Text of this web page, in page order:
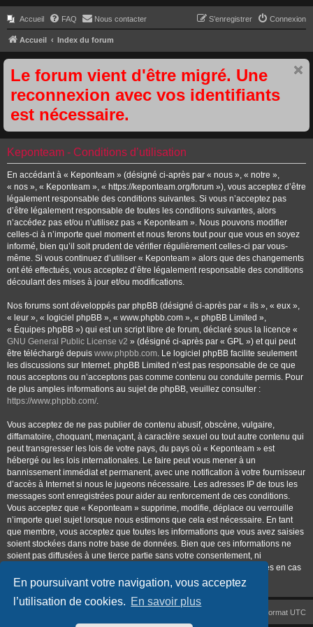
En poursuivant votre navigation, vous acceptez
l’utilisation de cookies. En savoir plus
Accueil FAQ Nous contacter Connexion
S’enregistrer
Accueil Index du forum
Le forum vient d'être migré. Une
reconnexion avec vos identifiants
est nécessaire.
Keponteam - Conditions d’utilisation
En accédant à « Keponteam » (désigné ci-après par « nous », « notre »,
« nos », « Keponteam », « https://keponteam.org/forum »), vous acceptez d’être
légalement responsable des conditions suivantes. Si vous n’acceptez pas
d’être légalement responsable de toutes les conditions suivantes, alors
n’accédez pas et/ou n’utilisez pas « Keponteam ». Nous pouvons modifier
celles-ci à n’importe quel moment et nous ferons tout pour que vous en soyez
informé, bien qu’il soit prudent de vérifier régulièrement celles-ci par vous-
même. Si vous continuez d’utiliser « Keponteam » alors que des changements
ont été effectués, vous acceptez d’être légalement responsable des conditions
découlant des mises à jour et/ou modifications.
Nos forums sont développés par phpBB (désigné ci-après par « ils », « eux »,
« leur », « logiciel phpBB », « www.phpbb.com », « phpBB Limited »,
« Équipes phpBB ») qui est un script libre de forum, déclaré sous la licence «
GNU General Public License v2 » (désigné ci-après par « GPL ») et qui peut
être téléchargé depuis www.phpbb.com. Le logiciel phpBB facilite seulement
les discussions sur Internet. phpBB Limited n’est pas responsable de ce que
nous acceptons ou n’acceptons pas comme contenu ou conduite permis. Pour
de plus amples informations au sujet de phpBB, veuillez consulter :
https://www.phpbb.com/.
Vous acceptez de ne pas publier de contenu abusif, obscène, vulgaire,
diffamatoire, choquant, menaçant, à caractère sexuel ou tout autre contenu qui
peut transgresser les lois de votre pays, du pays où « Keponteam » est
hébergé ou les lois internationales. Le faire peut vous mener à un
bannissement immédiat et permanent, avec une notification à votre fournisseur
d’accès à Internet si nous le jugeons nécessaire. Les adresses IP de tous les
messages sont enregistrées pour aider au renforcement de ces conditions.
Vous acceptez que « Keponteam » supprime, modifie, déplace ou verrouille
n’importe quel sujet lorsque nous estimons que cela est nécessaire. En tant
que membre, vous acceptez que toutes les informations que vous avez saisies
soient stockées dans notre base de données. Bien que ces informations ne
soient pas diffusées à une tierce partie sans votre consentement, ni
« Keponteam », ni phpBB ne pourront être tenus comme responsables en cas
de tentative de piratage visant à compromettre les données.
Heures au format UTC